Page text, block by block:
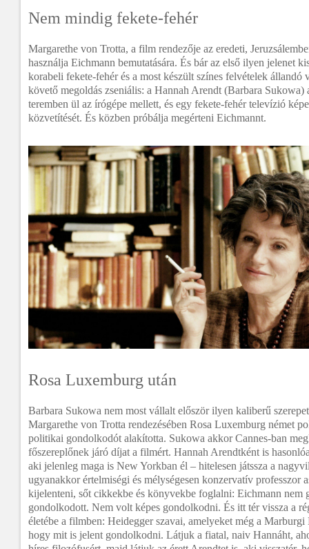
Nem mindig fekete-fehér
Margarethe von Trotta, a film rendezője az eredeti,
használja Eichmann bemutatására. És bár az első ilyen jelenet
korabeli fekete-fehér és a most készült színes felvételek állandó
követő megoldás zseniális: a Hannah Arendt (Barbara
teremben ül az írógépe mellett, és egy fekete-fehér televízió
közvetítését. És közben próbálja megérteni Eichmannt.
Rosa Luxemburg után
Barbara Sukowa nem most vállalt először ilyen kaliberű
Margarethe von Trotta rendezésében Rosa Luxemburg német
politikai gondolkodót alakította. Sukowa akkor Cannes-ban
főszereplőnek járó díjat a filmért. Hannah Arendtként is
aki jelenleg maga is New Yorkban él – hitelesen játssza a
ugyanakkor értelmiségi és mélységesen konzervatív professzor
kijelenteni, sőt cikkekbe és könyvekbe foglalni: Eichmann nem
gondolkodott. Nem volt képes gondolkodni. És itt tér vissza a
életébe a filmben: Heidegger szavai, amelyeket még a
hogy mit is jelent gondolkodni. Látjuk a fiatal, naiv Hannáht,